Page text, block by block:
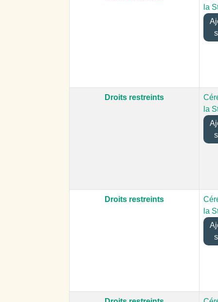
la
Droits restreints
la
Droits restreints
la